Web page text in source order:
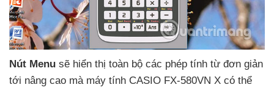
Nút Menu sẽ hiển thị toàn bộ các phép tính từ đơn giản
tới nâng cao mà máy tính CASIO FX-580VN X có thể